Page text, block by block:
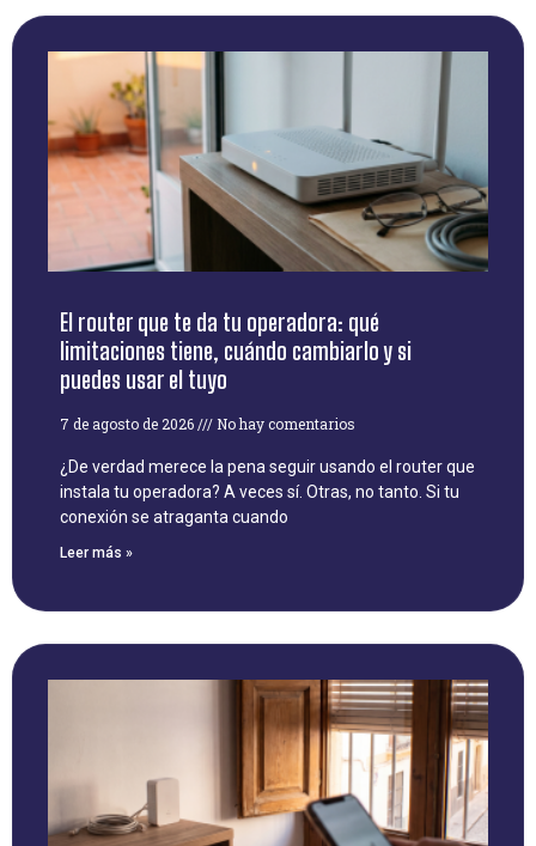
El router que te da tu operadora: qué
limitaciones tiene, cuándo cambiarlo y si
puedes usar el tuyo
7 de agosto de 2026 No hay comentarios
¿De verdad merece la pena seguir usando el router que
instala tu operadora? A veces sí. Otras, no tanto. Si tu
conexión se atraganta cuando
Leer más »